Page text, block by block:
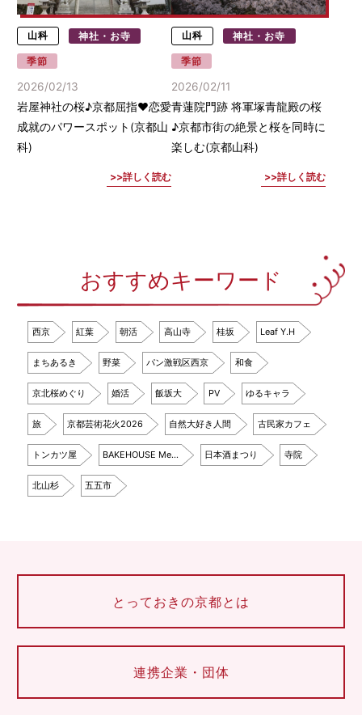
山科 神社・お寺
季節
2026/02/13
岩屋神社の桜♪京都屈指♥恋愛
成就のパワースポット(京都山
科)
詳しく読む
山科 神社・お寺
季節
2026/02/11
青蓮院門跡 将軍塚青龍殿の桜
♪京都市街の絶景と桜を同時に
楽しむ(京都山科)
詳しく読む
おすすめキーワード
西京 紅葉 朝活 高山寺 桂坂 Leaf Y.H
まちあるき 野菜 パン激戦区西京 和食
京北桜めぐり 婚活 飯坂大 PV ゆるキャラ
旅 京都芸術花火2026 自然大好き人間 古民家カフェ
トンカツ屋 BAKEHOUSE Me… 日本酒まつり 寺院
北山杉 五五市
とっておきの京都とは
連携企業・団体